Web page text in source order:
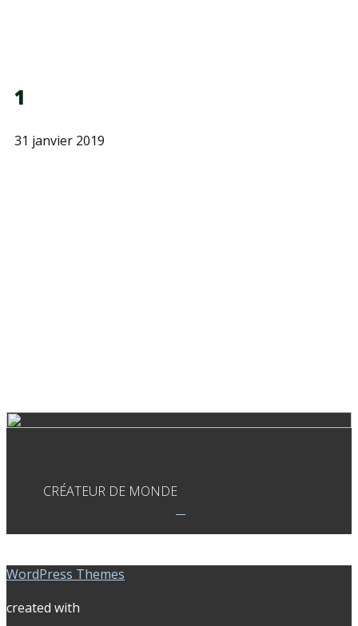
1
31 janvier 2019
CRÉATEUR DE MONDE
WordPress Themes
created with